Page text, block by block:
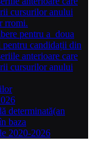
cursurilor anului
rromi.
pentru a doua
pentru candidații din
anterioare care
cursurilor anului
determinată(an
baza
2020-2026